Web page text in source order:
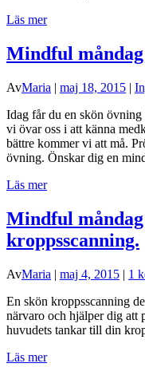
Läs mer
Mindful
AvMaria | maj 18, 2015 |
Idag får du en skön övning
vi övar oss i att känna
bättre kommer vi att må.
övning. Önskar dig en
Läs mer
Mindful måndag
kroppsscanning.
AvMaria | maj 4, 2015 | 1
En skön kroppsscanning
närvaro och hjälper dig att
huvudets tankar till din
Läs mer